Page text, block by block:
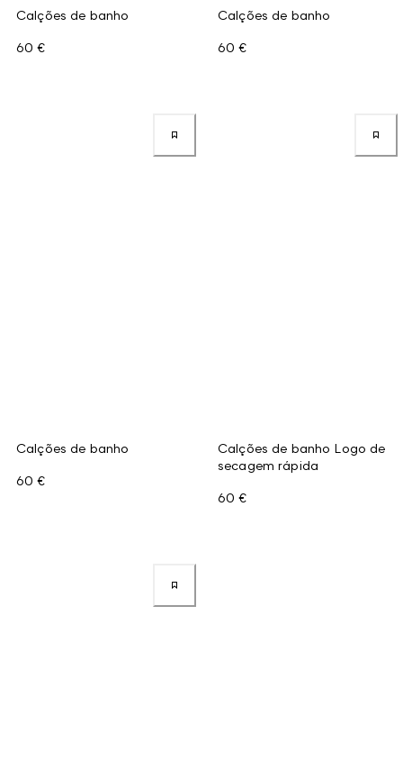
Calções de banho
60 €
Calções de banho
60 €
Calções de banho
60 €
Calções de banho Logo de
secagem rápida
60 €